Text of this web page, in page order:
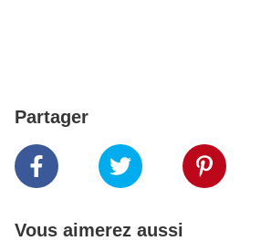
Partager
Vous aimerez aussi